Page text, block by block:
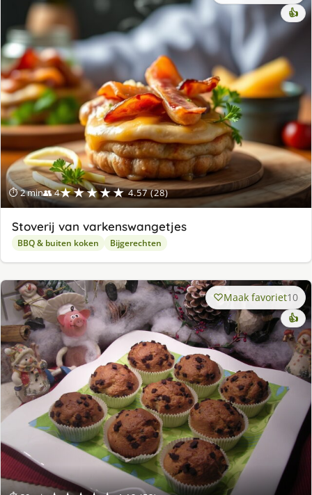
⏱ 2 min👥 4★★★★★ 4.57 (28)
👍
Stoverij van varkenswangetjes
BBQ & buiten koken Bijgerechten
Maak favoriet10
👍